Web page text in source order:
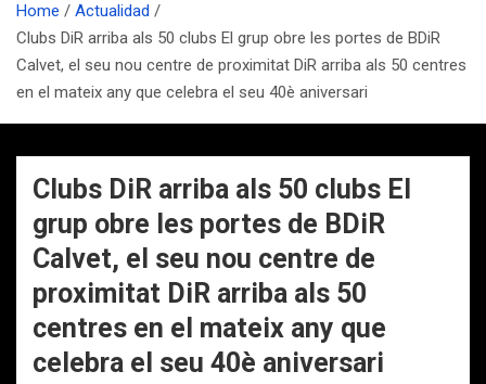
Home
Actualidad
Clubs DiR arriba als 50 clubs El grup obre les portes de BDiR
Calvet, el seu nou centre de proximitat DiR arriba als 50 centres
en el mateix any que celebra el seu 40è aniversari
Clubs DiR arriba als 50 clubs El
grup obre les portes de BDiR
Calvet, el seu nou centre de
proximitat DiR arriba als 50
centres en el mateix any que
celebra el seu 40è aniversari